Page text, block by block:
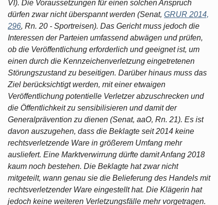
VI). Die Voraussetzungen für einen solchen Anspruch
dürfen zwar nicht überspannt werden (Senat, GRUR 2014,
296, Rn. 20 - Sportreisen). Das Gericht muss jedoch die
Interessen der Parteien umfassend abwägen und prüfen,
ob die Veröffentlichung erforderlich und geeignet ist, um
einen durch die Kennzeichenverletzung eingetretenen
Störungszustand zu beseitigen. Darüber hinaus muss das
Ziel berücksichtigt werden, mit einer etwaigen
Veröffentlichung potentielle Verletzer abzuschrecken und
die Öffentlichkeit zu sensibilisieren und damit der
Generalprävention zu dienen (Senat, aaO, Rn. 21). Es ist
davon auszugehen, dass die Beklagte seit 2014 keine
rechtsverletzende Ware in größerem Umfang mehr
ausliefert. Eine Marktverwirrung dürfte damit Anfang 2018
kaum noch bestehen. Die Beklagte hat zwar nicht
mitgeteilt, wann genau sie die Belieferung des Handels mit
rechtsverletzender Ware eingestellt hat. Die Klägerin hat
jedoch keine weiteren Verletzungsfälle mehr vorgetragen.